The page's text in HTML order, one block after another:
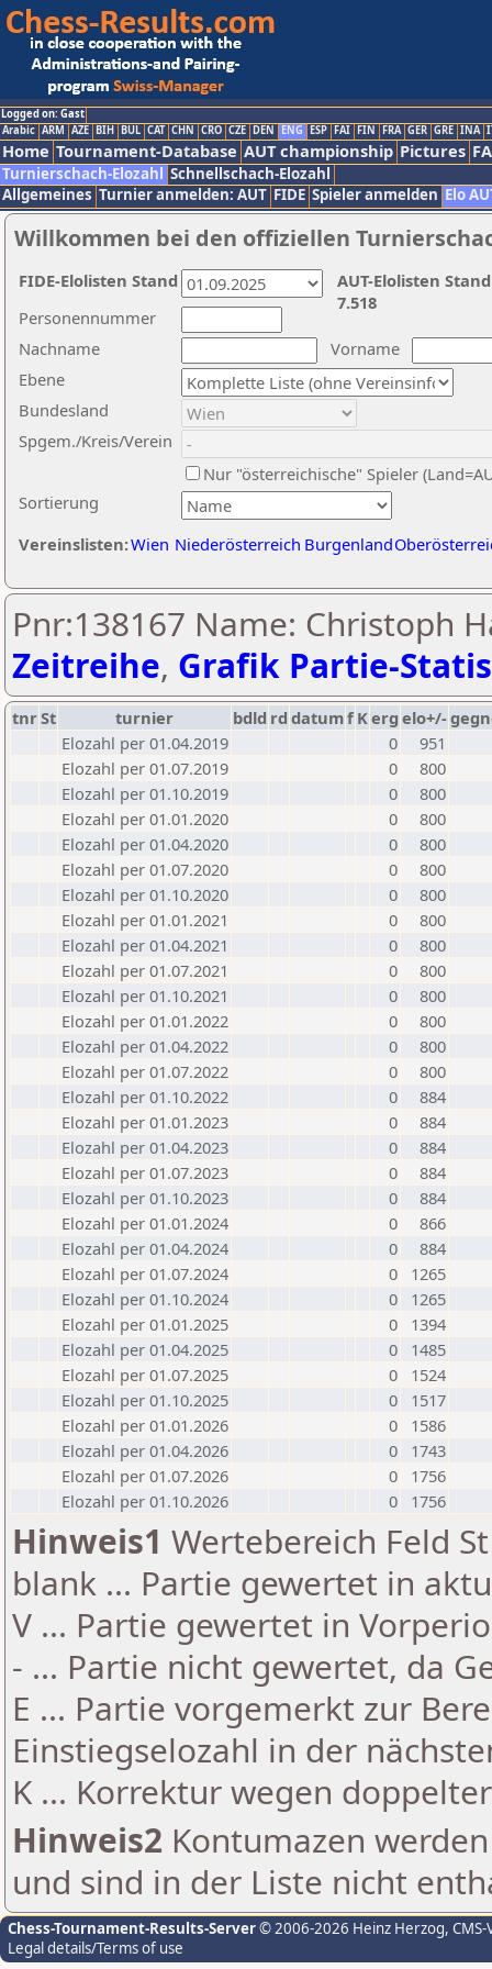
Logged on: Gast
Arabic ARM AZE BIH BUL CAT CHN CRO CZE DEN ENG ESP FAI FIN FRA GER GRE INA
Home Tournament-Database AUT championship Pictures
Turnierschach-Elozahl Schnellschach-Elozahl
Allgemeines Turnier anmelden: AUT FIDE Spieler anmelden Elo
Willkommen bei den offiziellen
Nachname
Vorname
Ebene
Sortierung
Personennummer
Bundesland
Spgem./Kreis/Verein
Nur "österreichische" Spieler
Vereinslisten:Wien Niederösterreich Burgenland
AUT-Elolisten
7.518
FIDE-Elolisten Stand
Pnr:138167 Name: Christoph
Zeitreihe, Grafik Partie-
tnrSt turnier bdld rd datumf Kerg elo+/-
Elozahl per 01.04.2019
0
951
Elozahl per 01.07.2019
0
800
Elozahl per 01.10.2019
0
800
Elozahl per 01.01.2020
0
800
Elozahl per 01.04.2020
0
800
Elozahl per 01.07.2020
0
800
Elozahl per 01.10.2020
0
800
Elozahl per 01.01.2021
0
800
Elozahl per 01.04.2021
0
800
Elozahl per 01.07.2021
0
800
Elozahl per 01.10.2021
0
800
Elozahl per 01.01.2022
0
800
Elozahl per 01.04.2022
0
800
Elozahl per 01.07.2022
0
800
Elozahl per 01.10.2022
0
884
Elozahl per 01.01.2023
0
884
Elozahl per 01.04.2023
0
884
Elozahl per 01.07.2023
0
884
Elozahl per 01.10.2023
0
884
Elozahl per 01.01.2024
0
866
Elozahl per 01.04.2024
0
884
Elozahl per 01.07.2024
0
1265
Elozahl per 01.10.2024
0
1265
Elozahl per 01.01.2025
0
1394
Elozahl per 01.04.2025
0
1485
Elozahl per 01.07.2025
0
1524
Elozahl per 01.10.2025
0
1517
Elozahl per 01.01.2026
0
1586
Elozahl per 01.04.2026
0
1743
Elozahl per 01.07.2026
0
1756
Elozahl per 01.10.2026
0 1756
Hinweis1 Wertebereich Feld
blank ... Partie gewertet in
V ... Partie gewertet in
- ... Partie nicht gewertet, da
E ... Partie vorgemerkt zur
Einstiegselozahl in der
K ... Korrektur wegen
Hinweis2 Kontumazen
und sind in der Liste nicht
Chess-Tournament-Results-Server© 2006-2026 Heinz Herzog,
Legal details/Terms of use